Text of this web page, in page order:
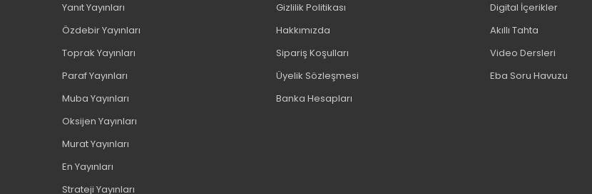
Blok Test Yayınları (1)
Borealis Yayıncılık (12)
Brons (71)
Cassa (11)
Cem (2)
Comix (1)
Craft And Arts (2)
Yanıt Yayınları
Özdebir Yayınları
Toprak Yayınları
Paraf Yayınları
Muba Yayınları
Oksijen Yayınları
Murat Yayınları
En Yayınları
Strateji Yayınları
Gizlilik Politikası
Hakkımızda
Sipariş Koşulları
Üyelik Sözleşmesi
Banka Hesapları
Digital İçerikler
Akıllı Tahta
Video Dersleri
Eba Soru Havuzu